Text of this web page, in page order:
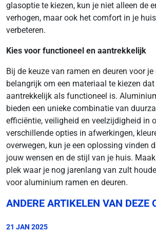
glasoptie te kiezen, kun je niet alleen de
verhogen, maar ook het comfort in je
verbeteren.
Kies voor functioneel en aantrekkelijk
Bij de keuze van ramen en deuren voor
belangrijk om een materiaal te kiezen
aantrekkelijk als functioneel is.
bieden een unieke combinatie van
efficiëntie, veiligheid en veelzijdigheid in
verschillende opties in afwerkingen,
overwegen, kun je een oplossing vinden
jouw wensen en de stijl van je huis.
plek waar je nog jarenlang van zult
voor aluminium ramen en deuren.
ANDERE ARTIKELEN VAN DEZE
21 JAN 2025